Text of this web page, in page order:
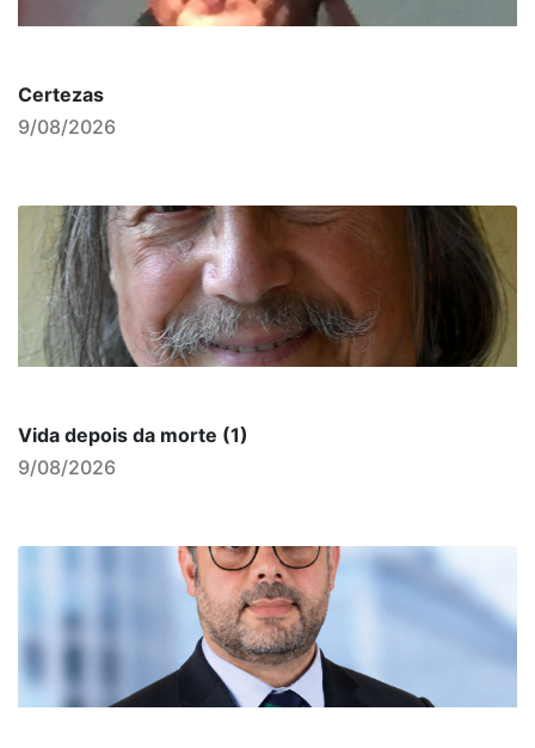
Certezas
9/08/2026
Vida depois da morte (1)
9/08/2026